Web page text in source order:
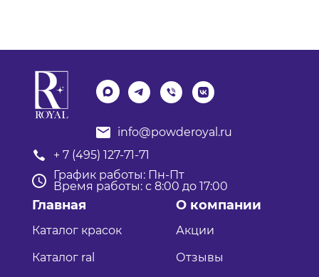
info@powderoyal.ru
+ 7 (495) 127-71-71
График работы: Пн-Пт
Время работы: с 8:00 до 17:00
Главная
Каталог красок
Каталог ral
О компании
Акции
Отзывы